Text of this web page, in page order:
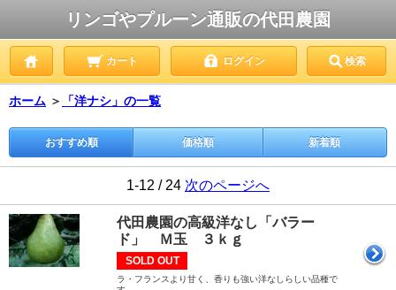
リンゴやプルーン通販の代田農園
カート ログイン 検索
ホーム ＞ 「洋ナシ」の一覧
おすすめ順 価格順 新着順
1-12 / 24 次のページへ
代田農園の高級洋なし「バラー
ド」 Ｍ玉 ３ｋｇ
SOLD OUT
ラ・フランスより甘く、香りも強い洋なしらしい品種で